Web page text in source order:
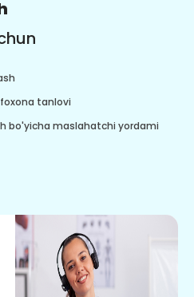
tanlovi
bo'yicha maslahatchi yordami